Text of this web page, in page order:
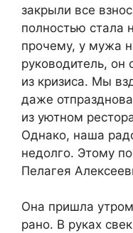
закрыли все
полностью стала
прочему, у мужа
руководитель,
из кризиса. Мы
даже
из уютном
Однако, наша
недолго. Этому
Пелагея
Она пришла
рано. В руках